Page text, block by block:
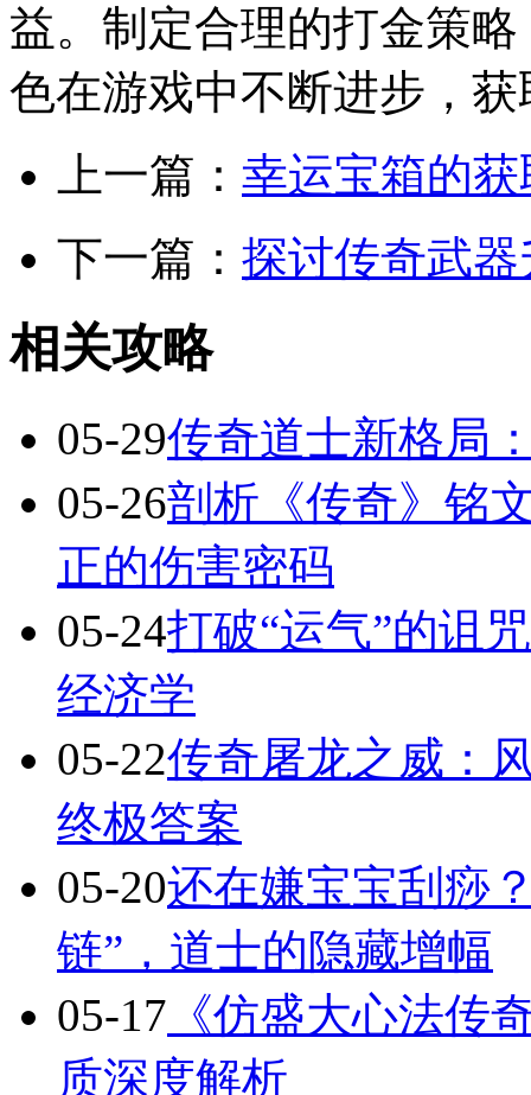
益。制定合理的打金策
色在游戏中不断进步，
上一篇： 幸运宝箱的
下一篇： 探讨传奇武
相关攻略
05-29传奇道士新格局
05-26剖析《传奇》铭
正的伤害密码
05-24打破“运气”的诅
经济学
05-22传奇屠龙之威：
终极答案
05-20还在嫌宝宝刮痧
链”，道士的隐藏增幅
05-17 《仿盛大心法传
质深度解析